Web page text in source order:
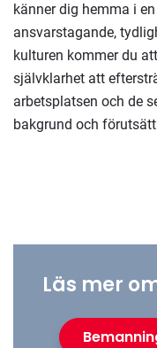
känner dig hemma i
ansvarstagande,
kulturen kommer du
självklarhet att
arbetsplatsen och de
bakgrund och
Läs mer